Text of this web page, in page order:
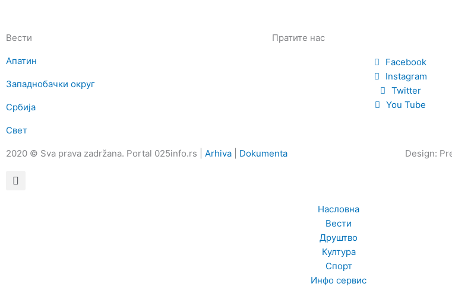
Вести
Апатин
Западнобачки округ
Србија
Свет
Пратите нас
Facebook
Instagram
Twitter
You Tube
2020 © Sva prava zadržana. Portal 025info.rs | Arhiva Dokumenta Design:
Насловна
Вести
Друштво
Култура
Спорт
Инфо сервис